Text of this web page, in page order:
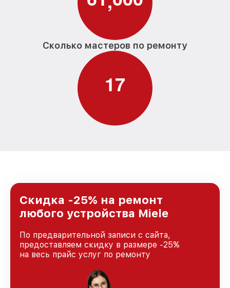
Сколько мастеров по ремонту
17
Скидка -25% на ремонт
любого устройства Miele
По предварительной записи с сайта,
предоставляем скидку в размере -25%
на весь прайс услуг по ремонту